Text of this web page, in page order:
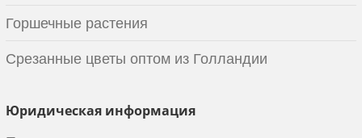
Горшечные растения
Срезанные цветы оптом из Голландии
Юридическая информация